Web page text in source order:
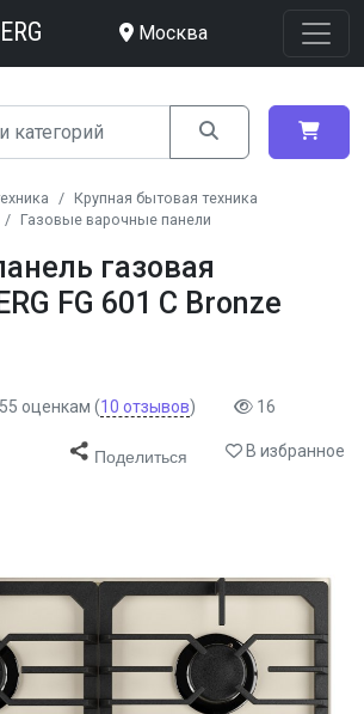
Москва
Крупная бытовая техника
Газовые варочные панели
газовая
FG 601 C Bronze
55 оценкам (10 отзывов) 16
Поделиться В избранное